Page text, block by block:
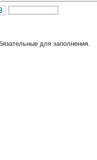
для заполнения.